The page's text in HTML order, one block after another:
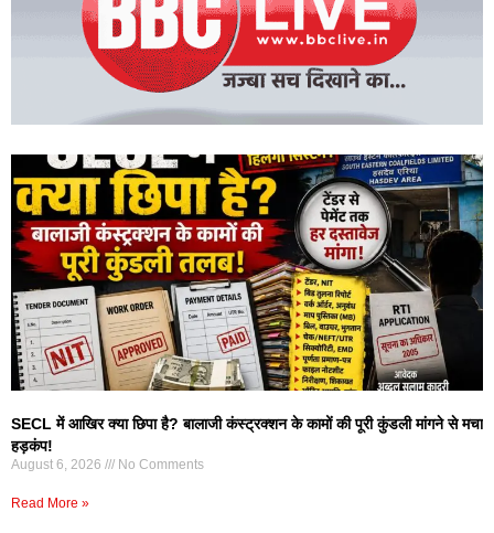
SECL में आखिर क्या छिपा है? बालाजी कंस्ट्रक्शन के कामों की पूरी कुंडली मांगने से मचा
हड़कंप!
August 6, 2026 No Comments
Read More »